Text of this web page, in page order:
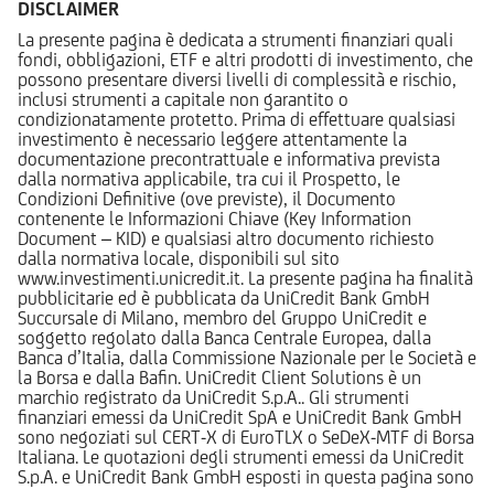
DISCLAIMER
La presente pagina è dedicata a strumenti finanziari quali
fondi, obbligazioni, ETF e altri prodotti di investimento, che
possono presentare diversi livelli di complessità e rischio,
inclusi strumenti a capitale non garantito o
condizionatamente protetto. Prima di effettuare qualsiasi
investimento è necessario leggere attentamente la
documentazione precontrattuale e informativa prevista
dalla normativa applicabile, tra cui il Prospetto, le
Condizioni Definitive (ove previste), il Documento
contenente le Informazioni Chiave (Key Information
Document – KID) e qualsiasi altro documento richiesto
dalla normativa locale, disponibili sul sito
www.investimenti.unicredit.it. La presente pagina ha finalità
pubblicitarie ed è pubblicata da UniCredit Bank GmbH
Succursale di Milano, membro del Gruppo UniCredit e
soggetto regolato dalla Banca Centrale Europea, dalla
Banca d’Italia, dalla Commissione Nazionale per le Società e
la Borsa e dalla Bafin. UniCredit Client Solutions è un
marchio registrato da UniCredit S.p.A.. Gli strumenti
finanziari emessi da UniCredit SpA e UniCredit Bank GmbH
sono negoziati sul CERT-X di EuroTLX o SeDeX-MTF di Borsa
Italiana. Le quotazioni degli strumenti emessi da UniCredit
S.p.A. e UniCredit Bank GmbH esposti in questa pagina sono